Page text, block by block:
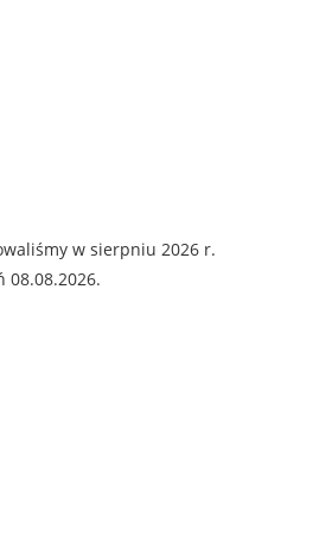
w sierpniu 2026 r.
08.08.2026.